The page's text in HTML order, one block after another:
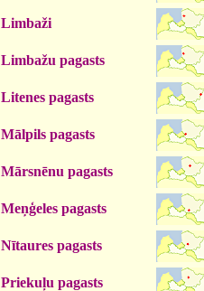
Limbaži
Limbažu pagasts
Litenes pagasts
Mālpils pagasts
Mārsnēnu pagasts
Meņģeles pagasts
Nītaures pagasts
Priekuļu pagasts